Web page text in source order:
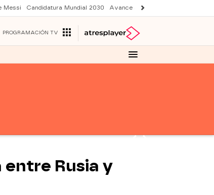
Messi Candidatura Mundial 2030 Avance Sueños de libertad
PROGRAMACIÓN TV
Rusia y